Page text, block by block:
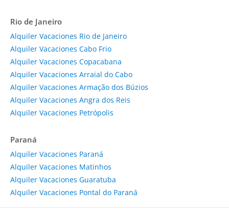
Rio de Janeiro
Alquiler Vacaciones Rio de Janeiro
Alquiler Vacaciones Cabo Frio
Alquiler Vacaciones Copacabana
Alquiler Vacaciones Arraial do Cabo
Alquiler Vacaciones Armação dos Búzios
Alquiler Vacaciones Angra dos Reis
Alquiler Vacaciones Petrópolis
Paraná
Alquiler Vacaciones Paraná
Alquiler Vacaciones Matinhos
Alquiler Vacaciones Guaratuba
Alquiler Vacaciones Pontal do Paraná